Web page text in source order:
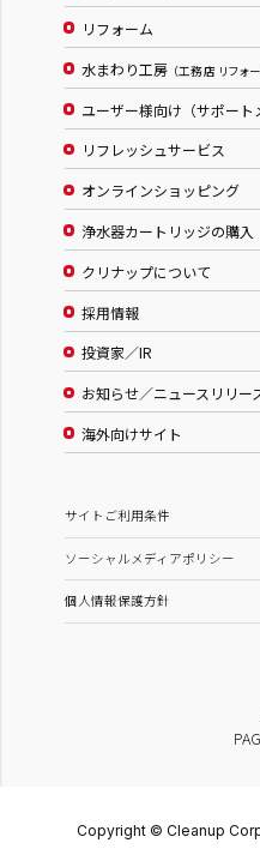
リフォーム
水まわり工房 （工務店 リフォ
ユーザー様向け（サポート
リフレッシュサービス
オンラインショッピング
浄水器カートリッジの購入
クリナップについて
採用情報
投資家／IR
お知らせ／ニュースリリー
海外向けサイト
サイトご利用条件
ソーシャルメディアポリシー
個人情報保護方針
Copyright © Cleanup